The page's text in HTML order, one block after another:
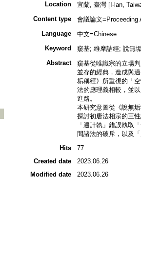
Location
宜蘭, 臺灣 [I-lan,
Content type
會議論文=Proceeding
Language
中文=Chinese
Keyword
窺基; 維摩詰經; 說無
Abstract
窺基從唯識宗的立場
並存的經典，造成與
垢稱經》所重視的「
法的應理義相較，並
進路。
本研究意圖從《說無
探討初唐法相宗的三
「遍計執」錯誤執取
間諸法的破斥，以及
Hits
77
Created date
2023.06.26
Modified date
2023.06.26